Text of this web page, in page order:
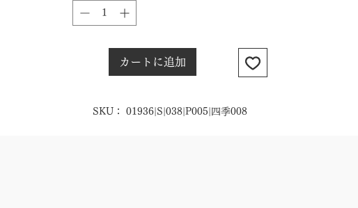
カートに追加
SKU： 01936|S|038|P005|四季008